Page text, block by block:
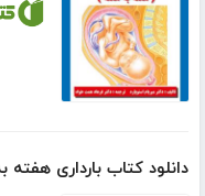
دانلود کتاب بارداری هفته